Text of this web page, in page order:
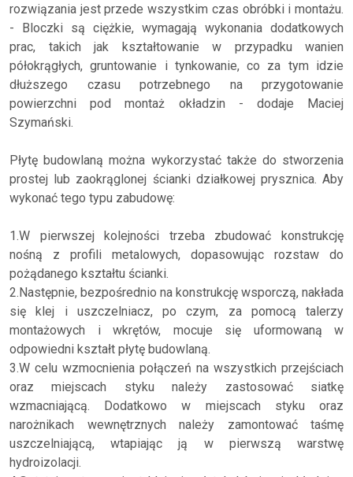
rozwiązania jest przede wszystkim czas obróbki i montażu.
- Bloczki są ciężkie, wymagają wykonania dodatkowych
prac, takich jak kształtowanie w przypadku wanien
półokrągłych, gruntowanie i tynkowanie, co za tym idzie
dłuższego czasu potrzebnego na przygotowanie
powierzchni pod montaż okładzin - dodaje Maciej
Szymański.
Płytę budowlaną można wykorzystać także do stworzenia
prostej lub zaokrąglonej ścianki działkowej prysznica. Aby
wykonać tego typu zabudowę:
1.W pierwszej kolejności trzeba zbudować konstrukcję
nośną z profili metalowych, dopasowując rozstaw do
pożądanego kształtu ścianki.
2.Następnie, bezpośrednio na konstrukcję wsporczą, nakłada
się klej i uszczelniacz, po czym, za pomocą talerzy
montażowych i wkrętów, mocuje się uformowaną w
odpowiedni kształt płytę budowlaną.
3.W celu wzmocnienia połączeń na wszystkich przejściach
oraz miejscach styku należy zastosować siatkę
wzmacniającą. Dodatkowo w miejscach styku oraz
narożnikach wewnętrznych należy zamontować taśmę
uszczelniającą, wtapiając ją w pierwszą warstwę
hydroizolacji.